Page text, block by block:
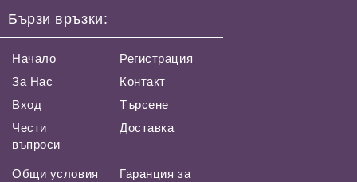
Бързи връзки:
Начало
За Нас
Вход
Чести
въпроси
Регистрация
Контакт
Търсене
Доставка
Общи условия
Гаранция за